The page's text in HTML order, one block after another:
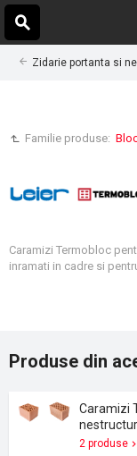
Zidarie portanta si
Familie produse:
Caramizi Termobloc
inramati in cadre si
Produse din
Caramizi
2 produse